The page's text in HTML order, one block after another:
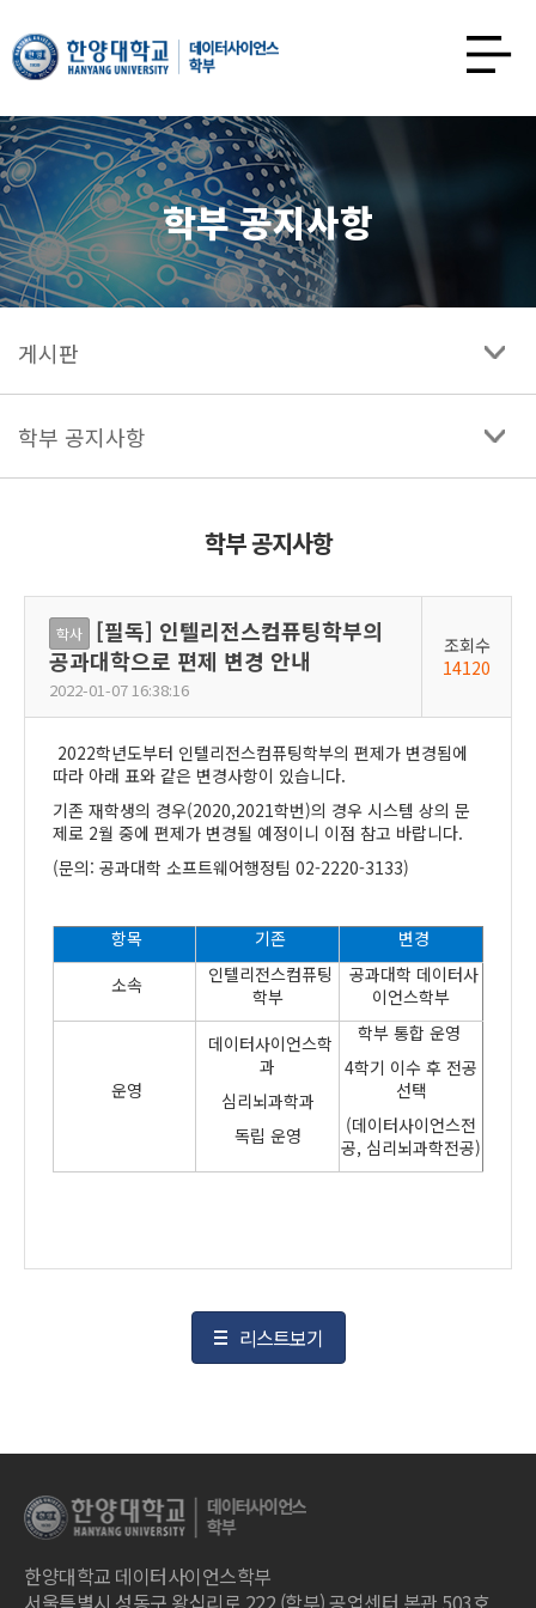
한양대학교
데이터사이언스학과
열기
학부 공지사항
게시판
학부 공지사항
학부 공지사항
학사
[필독] 인텔리전스컴퓨팅학부의
공과대학으로 편제 변경 안내
2022-01-07 16:38:16
조회수
14120
2022학년도부터 인텔리전스컴퓨팅학부의 편제가 변경됨에
따라 아래 표와 같은 변경사항이 있습니다.
기존 재학생의 경우(2020,2021학번)의 경우 시스템 상의 문
제로 2월 중에 편제가 변경될 예정이니 이점 참고 바랍니다.
(문의: 공과대학 소프트웨어행정팀 02-2220-3133)
항목 기존
변경
소속
인텔리전스컴퓨팅
학부
공과대학 데이터사
이언스학부
운영
데이터사이언스학
과
심리뇌과학과
독립 운영
학부 통합 운영
4학기 이수 후 전공
선택
(데이터사이언스전
공, 심리뇌과학전공)
리스트보기
한양대학교 데이터사이언스학부
서울특별시 성동구 왕십리로 222 (학부) 공업센터 본관 503호